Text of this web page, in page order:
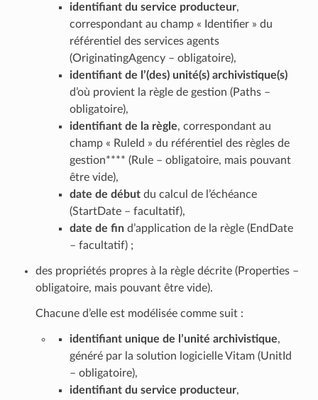
identifiant du service producteur,
correspondant au champ « Identifier » du
référentiel des services agents
(OriginatingAgency – obligatoire),
identifiant de l’(des) unité(s) archivistique(s)
d’où provient la règle de gestion (Paths –
obligatoire),
identifiant de la règle, correspondant au
champ « RuleId » du référentiel des règles de
gestion**** (Rule – obligatoire, mais pouvant
être vide),
date de débutdu calcul de l’échéance
(StartDate – facultatif),
date de find’application de la règle (EndDate
– facultatif) ;
des propriétés propres à la règle décrite (Properties –
obligatoire, mais pouvant être vide).
Chacune d’elle est modélisée comme suit :
identifiant unique de l’unité archivistique,
généré par la solution logicielle Vitam (UnitId
– obligatoire),
identifiant du service producteur,